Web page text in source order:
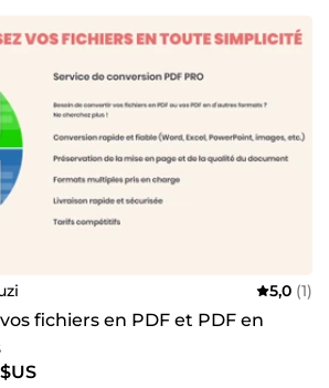
5,0 (1)
fichiers en PDF et PDF en